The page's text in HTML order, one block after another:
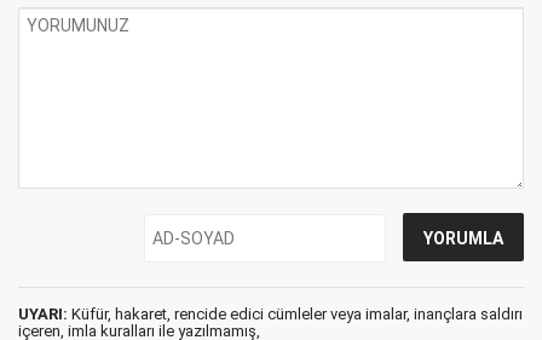
UYARI: Küfür, hakaret, rencide edici cümleler veya imalar, inançlara saldırı
içeren, imla kuralları ile yazılmamış,